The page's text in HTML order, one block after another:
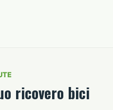
ricovero bici